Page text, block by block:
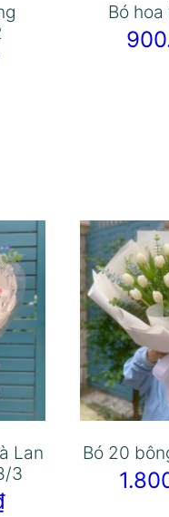
Bó
Lan
3
Bó 20